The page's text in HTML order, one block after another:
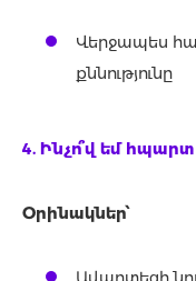
Վերջապես
քննությունը
4. Ինչո՞վ եմ հպարտ
Օրինակներ՝